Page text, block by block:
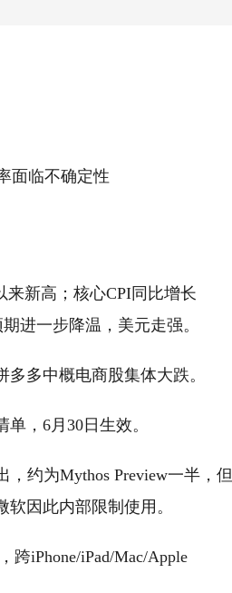
面临不确定性
来新高；核心CPI同比增长
进一步降温，美元走强。
多中概电商股集体大跌。
，6月30日生效。
，约为Mythos Preview一半，但
因此内部限制使用。
跨iPhone/iPad/Mac/Apple